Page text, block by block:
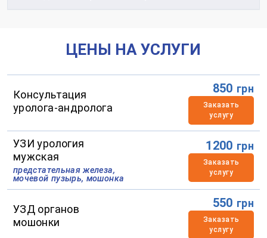
ЦЕНЫ НА УСЛУГИ
Консультация
уролога-андролога
850 грн
Заказать
услугу
УЗИ урология
мужская
предстательная железа,
мочевой пузырь, мошонка
1200 грн
Заказать
услугу
УЗД органов
мошонки
550 грн
Заказать
услугу